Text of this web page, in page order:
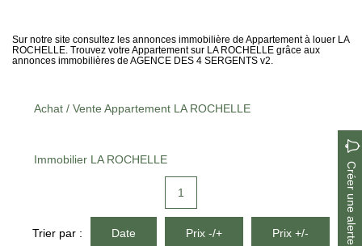
CONTACT
Sur notre site consultez les annonces immobilière de Appartement à louer LA
ROCHELLE. Trouvez votre Appartement sur LA ROCHELLE grâce aux
annonces immobilières de AGENCE DES 4 SERGENTS v2.
Achat / Vente Appartement LA ROCHELLE
Immobilier LA ROCHELLE
Créer une alerte
1
Trier par : Date Prix -/+ Prix +/-